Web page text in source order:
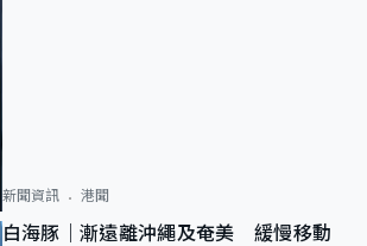
新聞資訊 港聞
白海豚｜漸遠離沖繩及奄美 緩慢移動